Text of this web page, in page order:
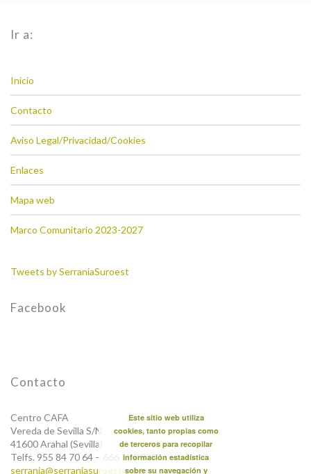
Ir a:
Inicio
Contacto
Aviso Legal/Privacidad/Cookies
Enlaces
Mapa web
Marco Comunitario 2023-2027
Tweets by SerraniaSuroest
Facebook
Contacto
Centro CAFA
Vereda de Sevilla S/N
41600 Arahal (Sevilla)
Telfs. 955 84 70 64 – 666 123 838
serrania@serraniasuroeste.org
Este sitio web utiliza
cookies, tanto propias como
de terceros para recopilar
información estadística
sobre su navegación y